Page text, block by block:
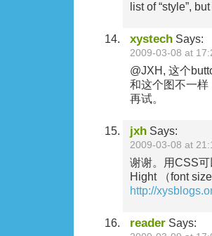
list of “style”,
xystech Says:
2009-03-08 at
@JXH, 这个
和这个图不一
再试。
jxh Says:
2009-03-08 at
谢谢。用CSS
Hight （font
http://
reader Says: